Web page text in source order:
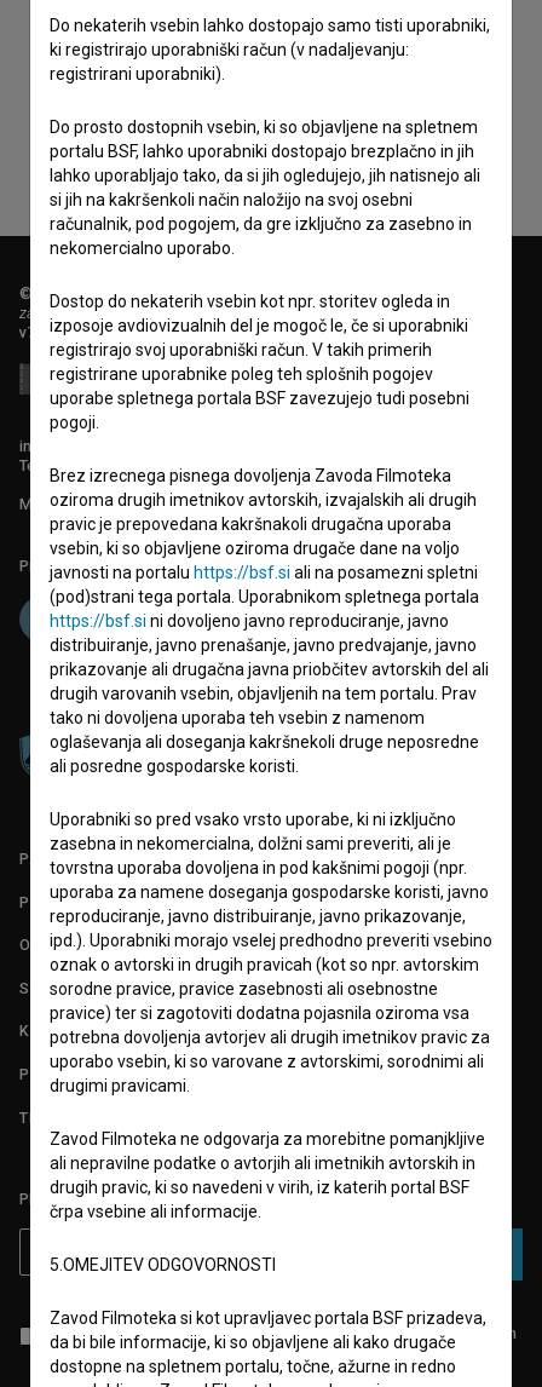
Sprejemamsplošne pogojein dajemsoglasje
zbiranje, hrambo in obdelavo osebnih podatkov.
© 2018-2026, Filmoteka,
zavod za širjenje filmske kulture
v7.151.0
info@filmoteka.si
Tehnična pomoč: podpora@bsf.si
Mednarodna številka ISSN 2670-787X
Projekt sofinancira:
PARTNERJI
POGOJI UPORABE
O PROJEKTU
STATISTIKA
KONTAKT
POGOSTA VPRAŠANJA
TEST FUNKCIONALNOSTI
PRIJAVITE SE NA BSF NOVIČNIK:
Sprejemam splošne pogoje in dajem soglasje
za zbiranje, hrambo in
obdelavo osebnih podatkov.
Do nekaterih vsebin lahko dostopajo samo tisti uporabniki,
ki registrirajo uporabniški račun (v nadaljevanju:
registrirani uporabniki).
Do prosto dostopnih vsebin, ki so objavljene na spletnem
portalu BSF, lahko uporabniki dostopajo brezplačno in jih
lahko uporabljajo tako, da si jih ogledujejo, jih natisnejo ali
si jih na kakršenkoli način naložijo na svoj osebni
računalnik, pod pogojem, da gre izključno za zasebno in
nekomercialno uporabo.
Dostop do nekaterih vsebin kot npr. storitev ogleda in
izposoje avdiovizualnih del je mogoč le, če si uporabniki
registrirajo svoj uporabniški račun. V takih primerih
registrirane uporabnike poleg teh splošnih pogojev
uporabe spletnega portala BSF zavezujejo tudi posebni
pogoji.
Brez izrecnega pisnega dovoljenja Zavoda Filmoteka
oziroma drugih imetnikov avtorskih, izvajalskih ali drugih
pravic je prepovedana kakršnakoli drugačna uporaba
vsebin, ki so objavljene oziroma drugače dane na voljo
javnosti na portalu https://bsf.si ali na posamezni spletni
(pod)strani tega portala. Uporabnikom spletnega portala
https://bsf.si ni dovoljeno javno reproduciranje, javno
distribuiranje, javno prenašanje, javno predvajanje, javno
prikazovanje ali drugačna javna priobčitev avtorskih del ali
drugih varovanih vsebin, objavljenih na tem portalu. Prav
tako ni dovoljena uporaba teh vsebin z namenom
oglaševanja ali doseganja kakršnekoli druge neposredne
ali posredne gospodarske koristi.
Uporabniki so pred vsako vrsto uporabe, ki ni izključno
zasebna in nekomercialna, dolžni sami preveriti, ali je
tovrstna uporaba dovoljena in pod kakšnimi pogoji (npr.
uporaba za namene doseganja gospodarske koristi, javno
reproduciranje, javno distribuiranje, javno prikazovanje,
ipd.). Uporabniki morajo vselej predhodno preveriti vsebino
oznak o avtorski in drugih pravicah (kot so npr. avtorskim
sorodne pravice, pravice zasebnosti ali osebnostne
pravice) ter si zagotoviti dodatna pojasnila oziroma vsa
potrebna dovoljenja avtorjev ali drugih imetnikov pravic za
uporabo vsebin, ki so varovane z avtorskimi, sorodnimi ali
drugimi pravicami.
Zavod Filmoteka ne odgovarja za morebitne pomanjkljive
ali nepravilne podatke o avtorjih ali imetnikih avtorskih in
drugih pravic, ki so navedeni v virih, iz katerih portal BSF
črpa vsebine ali informacije.
5.OMEJITEV ODGOVORNOSTI
Zavod Filmoteka si kot upravljavec portala BSF prizadeva,
da bi bile informacije, ki so objavljene ali kako drugače
dostopne na spletnem portalu, točne, ažurne in redno